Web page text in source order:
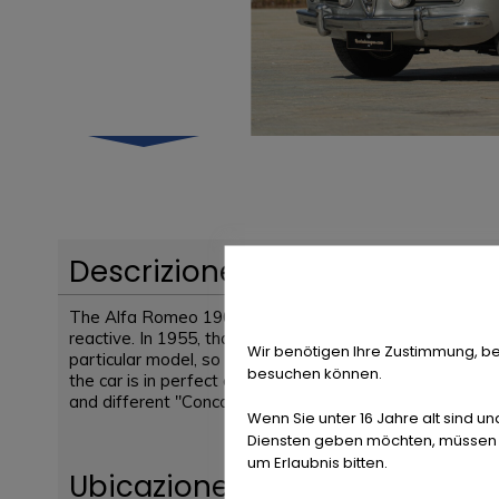
Descrizione del veicolo
The Alfa Romeo 1900 CSS (Passo Corto Super
reactive. In 1955, thanks to the huge success, Alfa
particular model, so it is considered a very uncommon
the car is in perfect condition, with some recent
and different "Concours of Elegance".
Ubicazione
Wir benötigen Ihre Zustimmung,
besuchen können.
Wenn Sie unter 16 Jahre alt sind
Diensten geben möchten,
um Erlaubnis bitten.